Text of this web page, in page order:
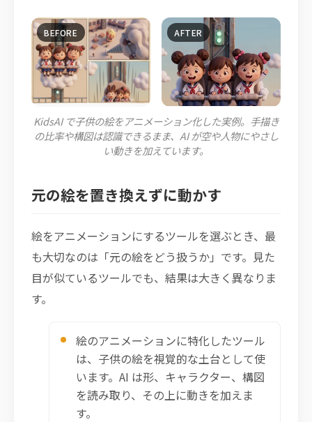
KidsAI で子供の絵をアニメーション化した実例。手描き
の比率や構図は認識できるまま、AI が空や人物にやさし
い動きを加えています。
元の絵を置き換えずに動かす
絵をアニメーションにするツールを選ぶとき、最
も大切なのは「元の絵をどう扱うか」です。見た
目が似ているツールでも、結果は大きく異なりま
す。
絵のアニメーションに特化したツール
は、子供の絵を視覚的な土台として使
います。AI は形、キャラクター、構図
を読み取り、その上に動きを加えま
す。